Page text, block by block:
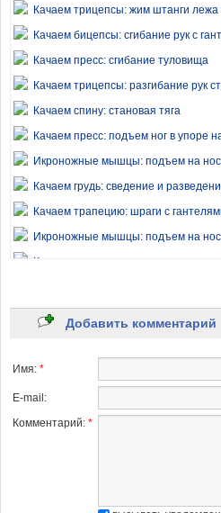
Качаем трицепсы: жим штанги лежа
Качаем бицепсы: сгибание рук с
Качаем пресс: сгибание туловища
Качаем трицепсы: разгибание рук
Качаем спину: становая тяга
Качаем пресс: подъем ног в упоре
Икроножные мышцы: подъем на
Качаем грудь: сведение и
Качаем трапецию: шраги с
Икроножные мышцы: подъем на
Качаем пресс: выкатывание на
Качаем грудь: сведение рук на
Качаем трицепсы: отжимание на
Предплечья: сгибание запястья с
Качаем трапецию: тяга гантелей к
Добавить комментарий
Имя: *
E-mail:
Комментарий: *